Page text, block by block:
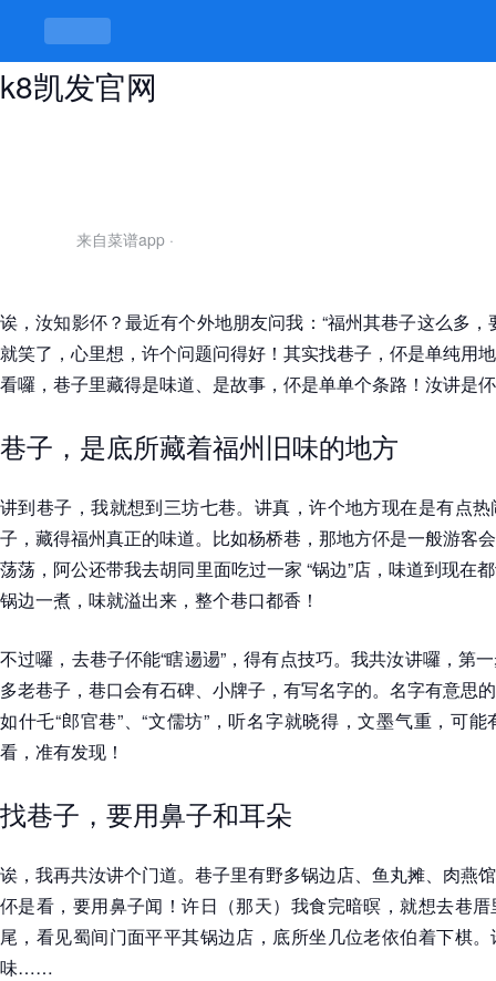
找小巷子的技巧，巷巷弄弄有讲究 -
k8凯发官网
来自菜谱app ·
诶，汝知影伓？最近有个外地朋友问我：“福州其巷子这么多
就笑了，心里想，许个问题问得好！其实找巷子，伓是单纯用
看囉，巷子里藏得是味道、是故事，伓是单单个条路！汝讲是
巷子，是底所藏着福州旧味的地方
讲到巷子，我就想到三坊七巷。讲真，许个地方现在是有点
子，藏得福州真正的味道。比如杨桥巷，那地方伓是一般游客
荡荡，阿公还带我去胡同里面吃过一家 “锅边”店，味道到现在
锅边一煮，味就溢出来，整个巷口都香！
不过囉，去巷子伓能“瞎逿逿”，得有点技巧。我共汝讲囉，第
多老巷子，巷口会有石碑、小牌子，有写名字的。名字有意思
如什乇“郎官巷”、“文儒坊”，听名字就晓得，文墨气重，可
看，准有发现！
找巷子，要用鼻子和耳朵
诶，我再共汝讲个门道。巷子里有野多锅边店、鱼丸摊、肉燕
伓是看，要用鼻子闻！许日（那天）我食完暗暝，就想去巷
尾，看见蜀间门面平平其锅边店，底所坐几位老依伯着下棋
味……